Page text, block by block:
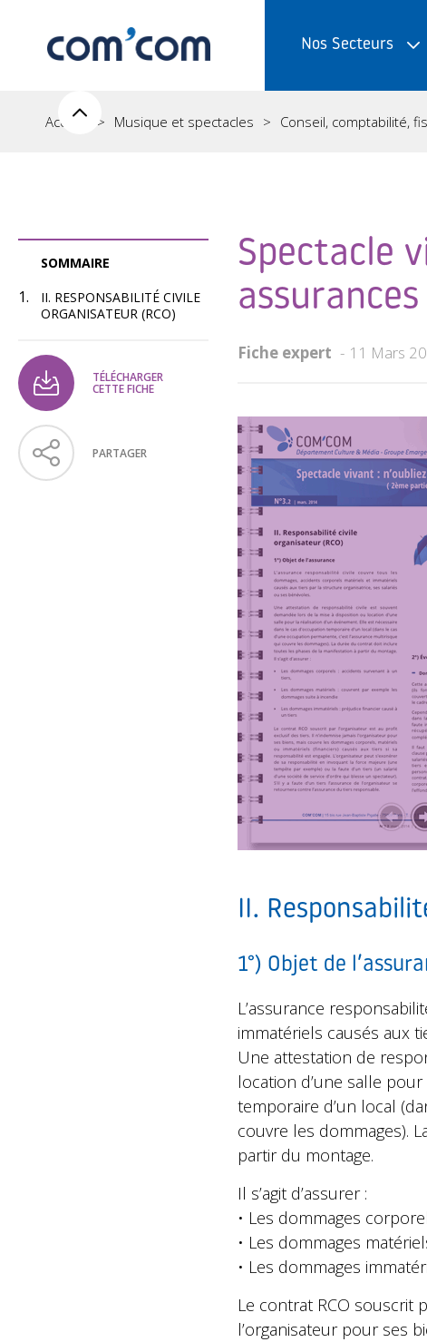
Nos Secteurs
Accueil Musique et spectacles Conseil, comptabilité,
Spectacle
Fiche expert 11 Mars
SOMMAIRE
II. RESPONSABILITÉ CIVILE
ORGANISATEUR (RCO)
TÉLÉCHARGER
CETTE FICHE
PARTAGER
II.
1°) Objet de
L’assurance
immatériels causés aux
Une attestation de
location d’une salle
temporaire d’un local
couvre les dommages).
partir du montage.
Il s’agit d’assurer :
• Les dommages
• Les dommages
• Les dommages
Le contrat RCO souscrit
l’organisateur pour ses